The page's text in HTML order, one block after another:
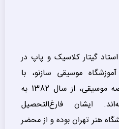
استاد گیتار کلاسیک و پاپ در
موسیقی سازنو، با
سابقه‌ای درخشان در عرصه موسیقی، از سال 1382 به
ایشان فارغ‌التحصیل
هنر تهران بوده و از محضر